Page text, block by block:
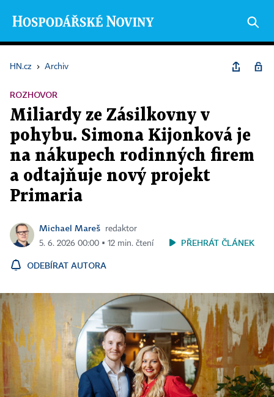
HN.cz › Archiv
ROZHOVOR
Miliardy ze Zásilkovny v
pohybu. Simona Kijonková je
na nákupech rodinných firem
a odtajňuje nový projekt
Primaria
Michael Mareš
redaktor
5. 6. 2026 00:00 ▪ 12 min. čtení
PŘEHRÁT ČLÁNEK
ODEBÍRAT AUTORA